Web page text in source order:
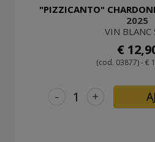
"PIZZICANTO"
2025
VIN BLANC
€
(cod. 03877) - €
+
-